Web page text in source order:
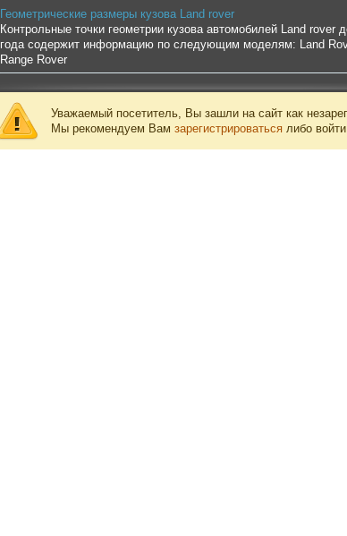
Геометрические размеры кузова Land rover
Контрольные точки геометрии кузова автомобилей Land
года содержит информацию по следующим моделям: Land
Range Rover
Уважаемый посетитель, Вы зашли на сайт как
Мы рекомендуем Вам зарегистрироваться либо